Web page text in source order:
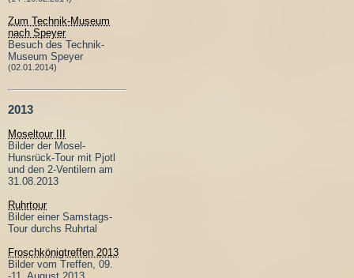
Zum Technik-Museum
nach Speyer
Besuch des Technik-
Museum Speyer
(02.01.2014)
2013
Moseltour III
Bilder der Mosel-
Hunsrück-Tour mit Pjotl
und den 2-Ventilern am
31.08.2013
Ruhrtour
Bilder einer Samstags-
Tour durchs Ruhrtal
Froschkönigtreffen 2013
Bilder vom Treffen, 09.